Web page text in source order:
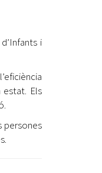
i
estat. Els
persones